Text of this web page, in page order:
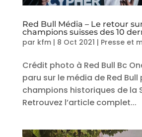
Red Bull Média – Le retour
champions suisses des 10
par kfm| 8 Oct 2021 | Presse et
Crédit photo à Red Bull Bc
paru sur le média de Red Bull
champions historiques de la
Retrouvez l’article complet...